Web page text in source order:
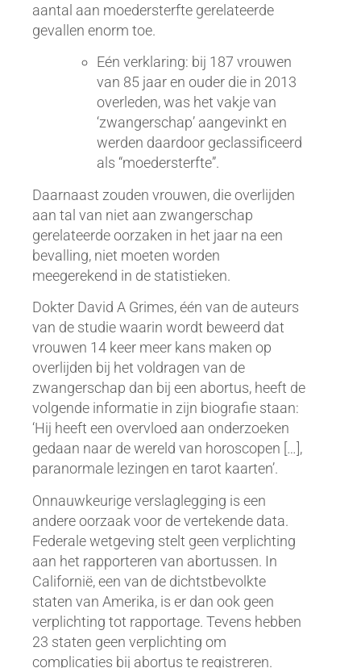
aantal aan moedersterfte gerelateerde
gevallen enorm toe.
Eén verklaring: bij 187 vrouwen
van 85 jaar en ouder die in 2013
overleden, was het vakje van
‘zwangerschap’ aangevinkt en
werden daardoor geclassificeerd
als “moedersterfte”.
Daarnaast zouden vrouwen, die overlijden
aan tal van niet aan zwangerschap
gerelateerde oorzaken in het jaar na een
bevalling, niet moeten worden
meegerekend in de statistieken.
Dokter David A Grimes, één van de auteurs
van de studie waarin wordt beweerd dat
vrouwen 14 keer meer kans maken op
overlijden bij het voldragen van de
zwangerschap dan bij een abortus, heeft de
volgende informatie in zijn biografie staan:
‘Hij heeft een overvloed aan onderzoeken
gedaan naar de wereld van horoscopen […],
paranormale lezingen en tarot kaarten’.
Onnauwkeurige verslaglegging is een
andere oorzaak voor de vertekende data.
Federale wetgeving stelt geen verplichting
aan het rapporteren van abortussen. In
Californië, een van de dichtstbevolkte
staten van Amerika, is er dan ook geen
verplichting tot rapportage. Tevens hebben
23 staten geen verplichting om
complicaties bij abortus te registreren.